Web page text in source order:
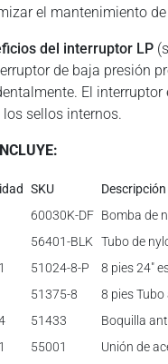
el mantenimiento
del interruptor LP
de baja presión
El
los sellos internos.
SKU
Descripción
60030K-DF Bomba de
56401-BLK Tubo de
51024-8-P
8 pies 24″
51375-8
8 pies
51433
Boquilla
55001
Unión de